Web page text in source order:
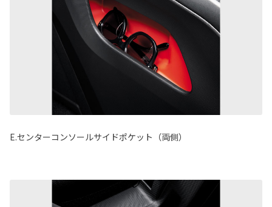
E.センターコンソールサイドポケット（両側）